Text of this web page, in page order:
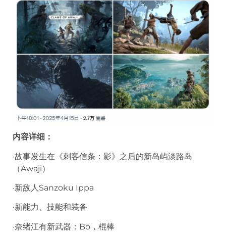
内容详细：
·故事发生在《刺客信条：影》之后的新岛屿淡路岛
（Awaji）
·新敌人Sanzoku Ippa
·新能力、技能和装备
·奈绪江有新武器：Bō，棍棒